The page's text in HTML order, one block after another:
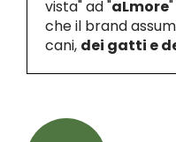
vista" ad "aLmore
che il brand
cani, dei gatti e